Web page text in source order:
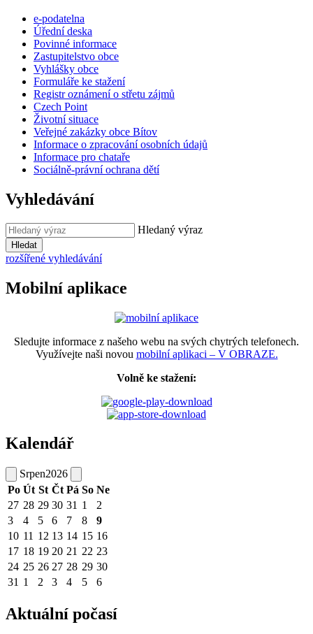
e-podatelna
Úřední deska
Povinné informace
Zastupitelstvo obce
Vyhlášky obce
Formuláře ke stažení
Registr oznámení o střetu zájmů
Czech Point
Životní situace
Veřejné zakázky obce Bítov
Informace o zpracování osobních údajů
Informace pro chataře
Sociálně-právní ochrana dětí
Vyhledávání
Hledaný výraz
Hledat
rozšířené vyhledávání
Mobilní aplikace
Sledujte informace z našeho webu na svých chytrých telefonech.
Využívejte naši novou mobilní aplikaci – V OBRAZE.
Volně ke stažení:
Kalendář
Srpen2026
Po Út St Čt Pá So Ne
27 28 29 30 31 1
2
3
4 5 6 7 8
9
10 11 12 13 14 15 16
17 18 19 20 21 22 23
24 25 26 27 28 29 30
31 1 2 3 4 5 6
Aktuální počasí